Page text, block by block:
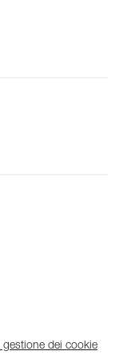
gestione dei cookie